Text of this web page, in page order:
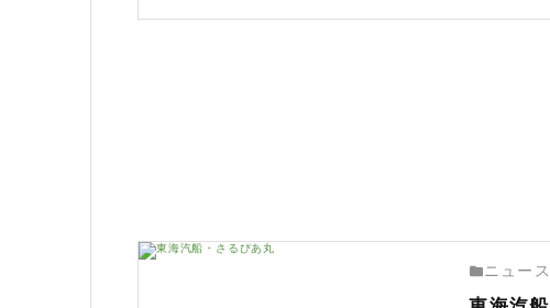
ニュース